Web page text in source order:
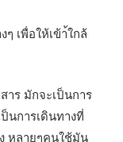
เพื่อให้เข้า้ใกล้
าร มักจะเป็นการ
นการเดินทางที่
หลายๆคนใช้มัน